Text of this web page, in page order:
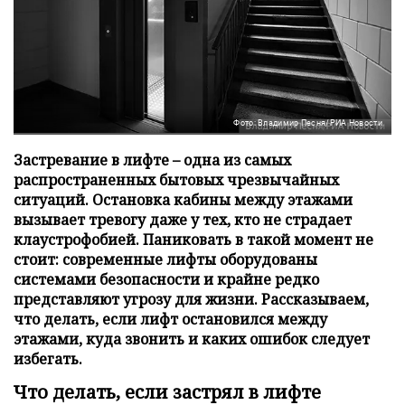
Фото: Владимир Песня/РИА Новости
Застревание в лифте – одна из самых
распространенных бытовых чрезвычайных
ситуаций. Остановка кабины между этажами
вызывает тревогу даже у тех, кто не страдает
клаустрофобией. Паниковать в такой момент не
стоит: современные лифты оборудованы
системами безопасности и крайне редко
представляют угрозу для жизни. Рассказываем,
что делать, если лифт остановился между
этажами, куда звонить и каких ошибок следует
избегать.
Что делать, если застрял в лифте